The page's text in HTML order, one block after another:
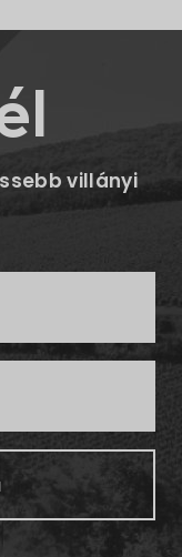
villányi